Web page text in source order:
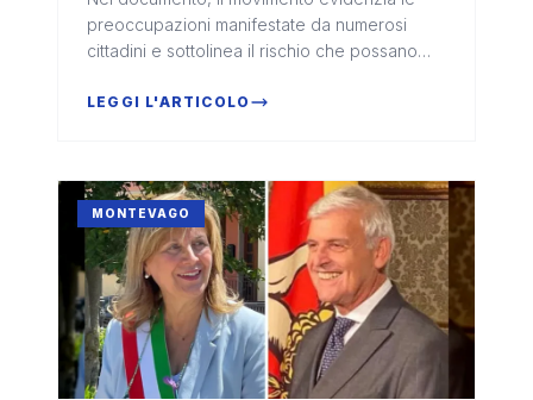
l’ospedale di Sciacca”
preoccupazioni manifestate da numerosi
cittadini e sottolinea il rischio che possano
LEGGI L'ARTICOLO
MONTEVAGO